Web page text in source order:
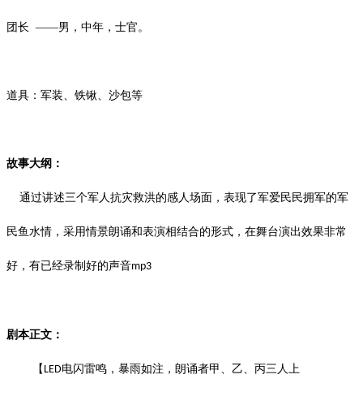
团长 ——男，中年，士官。
道具：军装、铁锹、沙包等
故事大纲：
通过讲述三个军人抗灾救洪的感人场面，表现了军爱民民拥军的军
民鱼水情，采用情景朗诵和表演相结合的形式，在舞台演出效果非常
好，有已经录制好的声音mp3
剧本正文：
【 LED电闪雷鸣，暴雨如注，朗诵者甲、乙、丙三人上